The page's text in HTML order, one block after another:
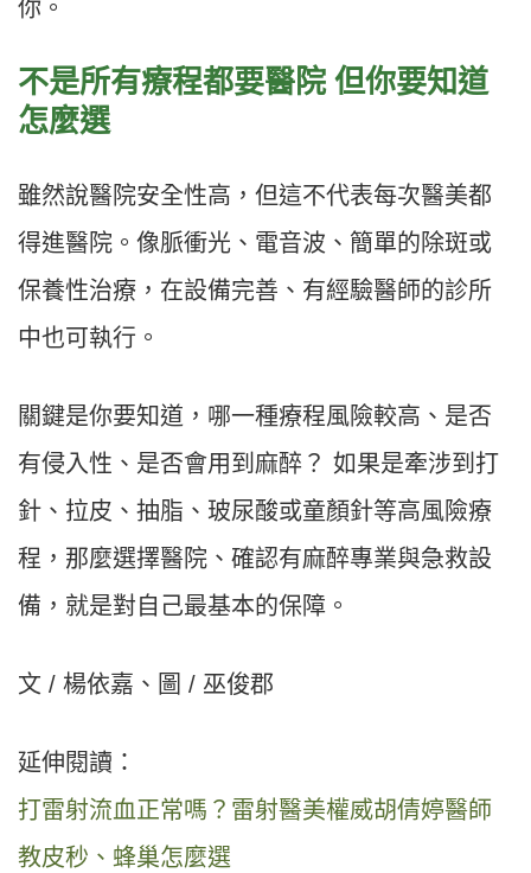
你。
不是所有療程都要醫院 但你要知道
怎麼選
雖然說醫院安全性高，但這不代表每次醫美都
得進醫院。像脈衝光、電音波、簡單的除斑或
保養性治療，在設備完善、有經驗醫師的診所
中也可執行。
關鍵是你要知道，哪一種療程風險較高、是否
有侵入性、是否會用到麻醉？ 如果是牽涉到打
針、拉皮、抽脂、玻尿酸或童顏針等高風險療
程，那麼選擇醫院、確認有麻醉專業與急救設
備，就是對自己最基本的保障。
文 / 楊依嘉、圖 / 巫俊郡
延伸閱讀：
打雷射流血正常嗎？雷射醫美權威胡倩婷醫師
教皮秒、蜂巢怎麼選